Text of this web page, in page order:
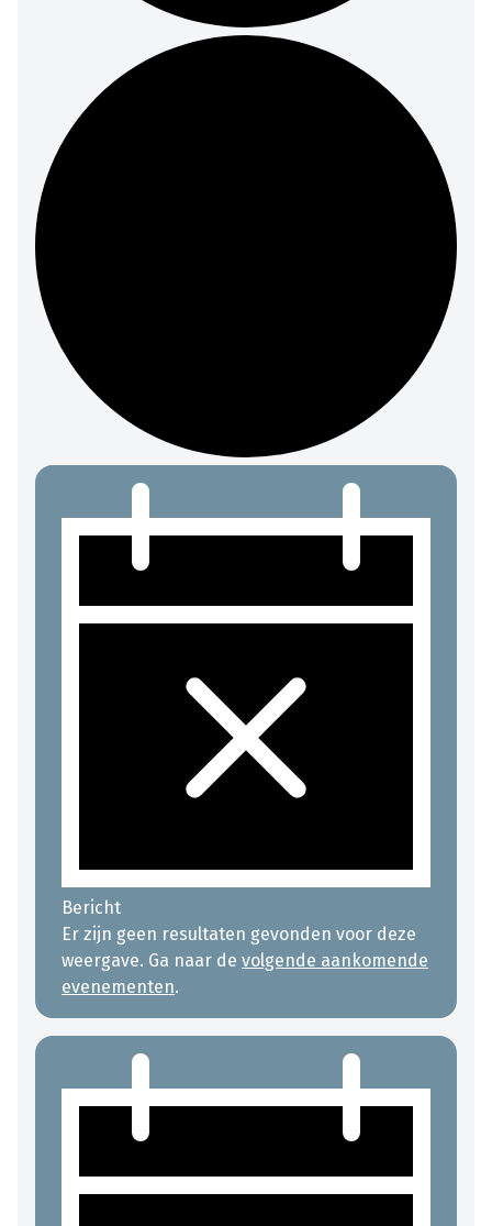
Bericht
Er zijn geen resultaten gevonden voor deze
weergave. Ga naar de volgende aankomende
evenementen.